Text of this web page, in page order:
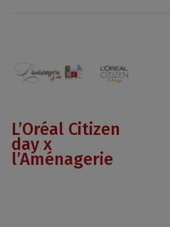
L’Oréal Citizen
day x
l’Aménagerie